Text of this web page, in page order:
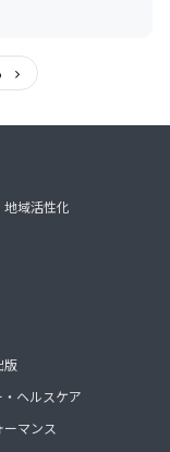
地域活性化
版
ヘルスケア
マンス